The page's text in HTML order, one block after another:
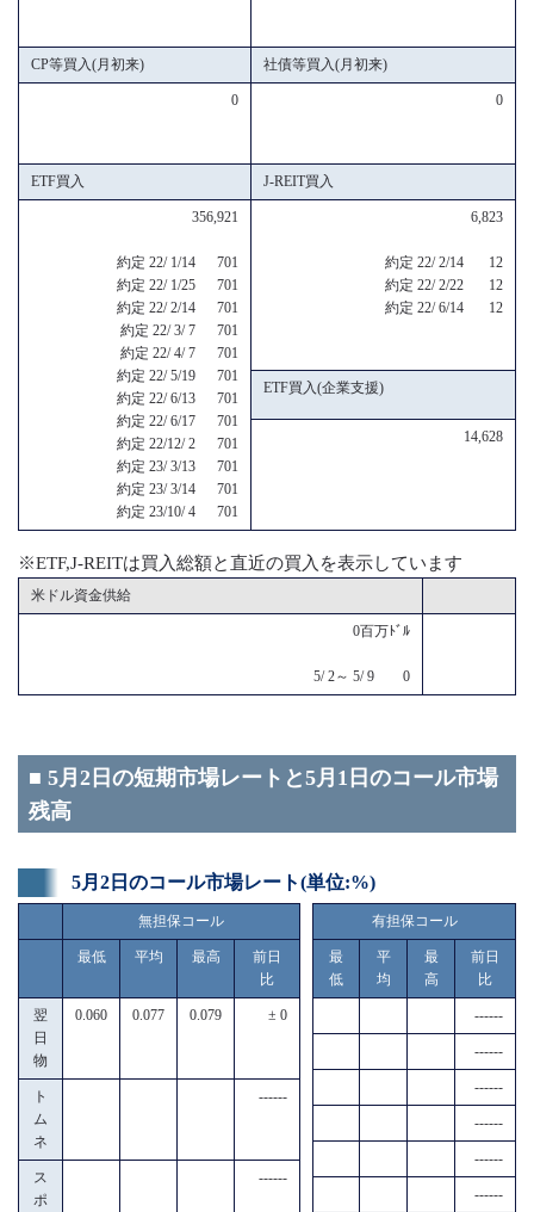
CP等買入(月初来) 社債等買入(月初来)
0 0
ETF買入 J-REIT買入
356,921
約定 22/ 1/14 701
約定 22/ 1/25 701
約定 22/ 2/14 701
約定 22/ 3/ 7 701
約定 22/ 4/ 7 701
約定 22/ 5/19 701
約定 22/ 6/13 701
約定 22/ 6/17 701
約定 22/12/ 2 701
約定 23/ 3/13 701
約定 23/ 3/14 701
約定 23/10/ 4 701
6,823
約定 22/ 2/14 12
約定 22/ 2/22 12
約定 22/ 6/14 12
ETF買入(企業支援)
14,628
※ETF,J-REITは買入総額と直近の買入を表示しています
米ドル資金供給
0百万ﾄﾞﾙ
5/ 2～ 5/ 9 0
■ 5月2日の短期市場レートと5月1日のコール市場
残高
5月2日のコール市場レート(単位:%)
無担保コール
最低 平均 最高
前日
比
翌
日
物
0.060 0.077 0.079 ± 0
ト
ム
ネ
------
ス
ポ
------
有担保コール
最
低
平
均
最
高
前日
比
------
------
------
------
------
------